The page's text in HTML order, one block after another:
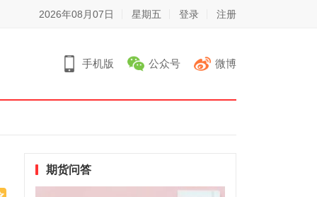
2026年08月07日 星期五 登录 注册
手机版 公众号 微博
期货问答